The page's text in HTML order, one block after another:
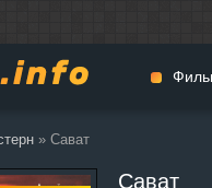
» Сават
Сават